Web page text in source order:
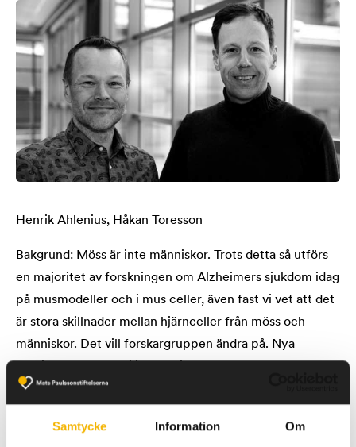
Samtycke Information Om
Henrik Ahlenius, Håkan Toresson
Bakgrund: Möss är inte människor. Trots detta så utförs
en majoritet av forskningen om Alzheimers sjukdom idag
på musmodeller och i mus celler, även fast vi vet att det
är stora skillnader mellan hjärnceller från möss och
människor. Det vill forskargruppen ändra på. Nya
hudceller till olika typer av hjärnceller som på så sätt
är att generera nya bättre cellbaserade modeller av